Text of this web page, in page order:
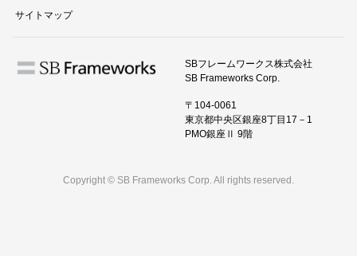
サイトマップ
SBフレームワークス株式会社
SB Frameworks Corp.
〒104-0061
東京都中央区銀座8丁目17－1
PMO銀座Ⅱ 9階
Copyright © SB Frameworks Corp. All rights reserved.